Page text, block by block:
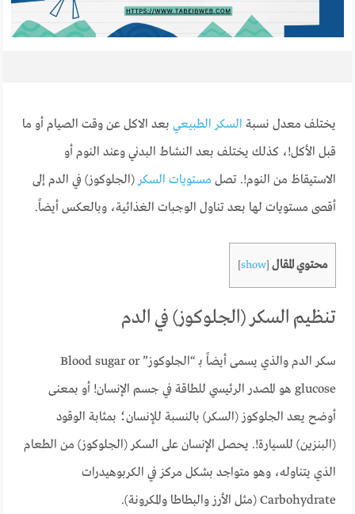
يختلف معدل نسبة السكر الطبيعي بعد الاكل عن وقت الصيام أو ما
قبل الأكل!، كذلك يختلف بعد النشاط البدني وعند النوم أو
الاستيقاظ من النوم!. تصل مستويات السكر(الجلوكوز) في الدم إلى
أقصى مستويات لها بعد تناول الوجبات الغذائية، وبالعكس أيضاً.
محتوي المقال [
show
]
تنظيم السكر (الجلوكوز) في الدم
سكر الدم والذي يسمى أيضاً بـ “الجلوكوز” Blood sugar or
glucose هو المصدر الرئيسي للطاقة في جسم الإنسان! أو بمعنى
أوضح يعد الجلوكوز (السكر) بالنسبة للإنسان؛ بمثابة الوقود
(البنزين) للسيارة!. يحصل الإنسان على السكر (الجلوكوز) من الطعام
الذي يتناوله، وهو متواجد بشكل مركز في الكربوهيدرات
Carbohydrate (مثل الأرز والبطاطا والمكرونة).